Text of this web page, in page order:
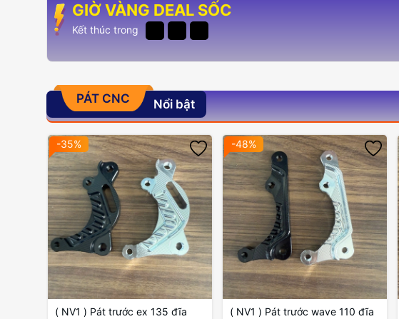
GIỜ VÀNG DEAL SỐC
Kết thúc trong
PÁT CNC Nổi bật
-35%
( NV1 ) Pát trước ex 135 đĩa
-48%
( NV1 ) Pát trước wave 110 đĩa